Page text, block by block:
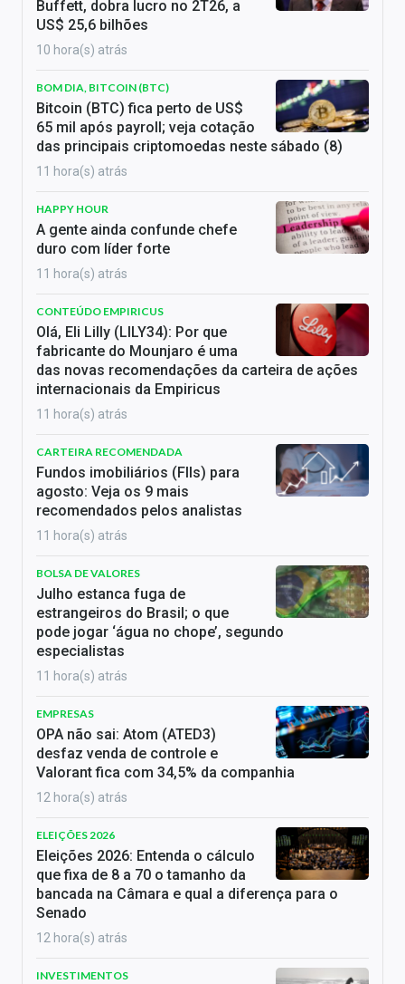
Buffett, dobra lucro no 2T26, a
US$ 25,6 bilhões
10 hora(s) atrás
BOM DIA, BITCOIN (BTC)
Bitcoin (BTC) fica perto de US$
65 mil após payroll; veja cotação
das principais criptomoedas neste sábado (8)
11 hora(s) atrás
HAPPY HOUR
A gente ainda confunde chefe
duro com líder forte
11 hora(s) atrás
CONTEÚDO EMPIRICUS
Olá, Eli Lilly (LILY34): Por que
fabricante do Mounjaro é uma
das novas recomendações da carteira de ações
internacionais da Empiricus
11 hora(s) atrás
CARTEIRA RECOMENDADA
Fundos imobiliários (FIIs) para
agosto: Veja os 9 mais
recomendados pelos analistas
11 hora(s) atrás
BOLSA DE VALORES
Julho estanca fuga de
estrangeiros do Brasil; o que
pode jogar ‘água no chope’, segundo
especialistas
11 hora(s) atrás
EMPRESAS
OPA não sai: Atom (ATED3)
desfaz venda de controle e
Valorant fica com 34,5% da companhia
12 hora(s) atrás
ELEIÇÕES 2026
Eleições 2026: Entenda o cálculo
que fixa de 8 a 70 o tamanho da
bancada na Câmara e qual a diferença para o
Senado
12 hora(s) atrás
INVESTIMENTOS